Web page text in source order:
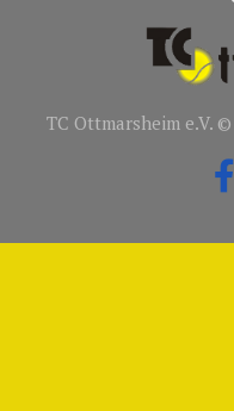
TC Ottmarsheim e.V.